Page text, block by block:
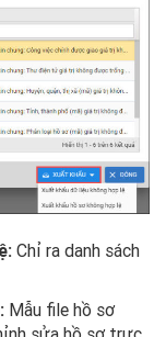
Chỉ ra danh sách
Mẫu file hồ sơ